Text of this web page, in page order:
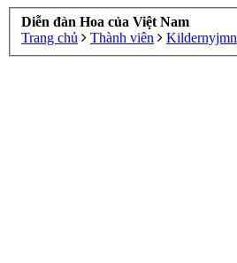
Diễn đàn Hoa của Việt Nam
Trang chủ
Thành viên Kildernyjmn